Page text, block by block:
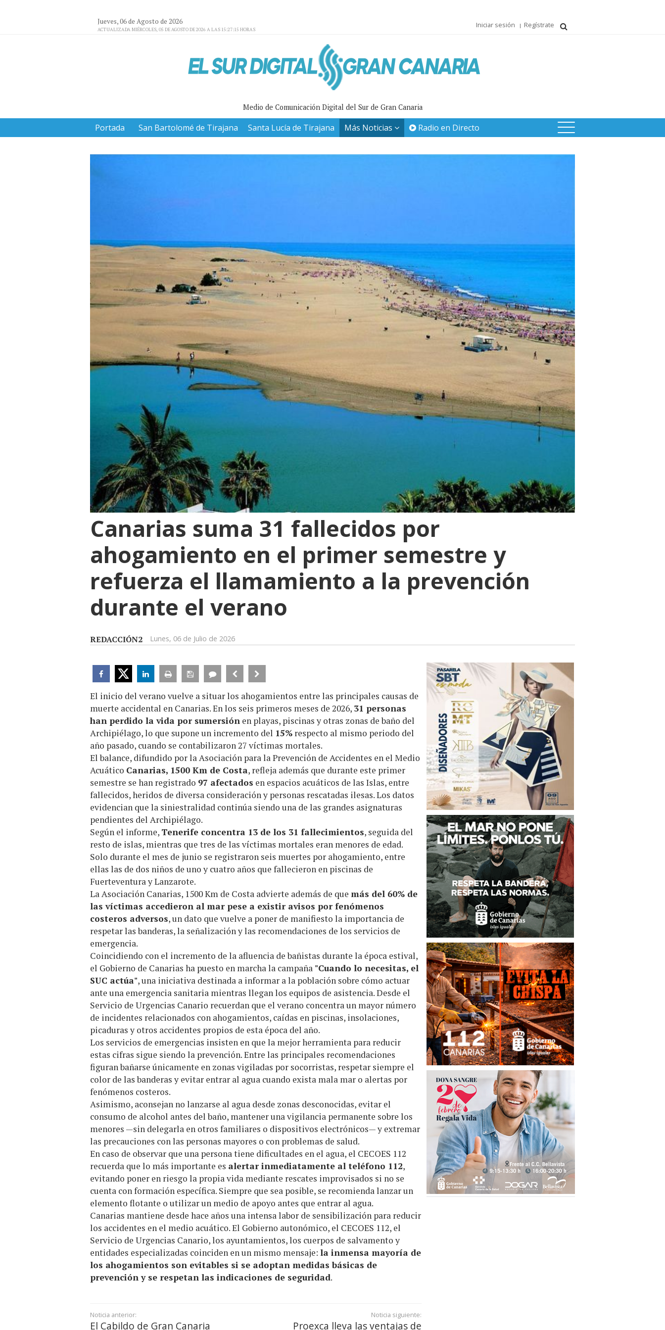
Jueves, 06 de Agosto de 2026
ACTUALIZADA MIÉRCOLES, 05 DE AGOSTO DE 2026 A LAS 15:27:15 HORAS
Iniciar sesión Regístrate
Medio de Comunicación Digital del Sur de Gran Canaria
Portada San Bartolomé de Tirajana Santa Lucía de Tirajana Más Noticias Radio en Directo
Canarias suma 31 fallecidos por
ahogamiento en el primer semestre y
refuerza el llamamiento a la prevención
durante el verano
REDACCIÓN2 Lunes, 06 de Julio de 2026
El inicio del verano vuelve a situar los ahogamientos entre las principales causas de
muerte accidental en Canarias. En los seis primeros meses de 2026, 31 personas
han perdido la vida por sumersión en playas, piscinas y otras zonas de baño del
Archipiélago, lo que supone un incremento del 15% respecto al mismo periodo del
año pasado, cuando se contabilizaron 27 víctimas mortales.
El balance, difundido por la Asociación para la Prevención de Accidentes en el Medio
Acuático Canarias, 1500 Km de Costa, refleja además que durante este primer
semestre se han registrado 97 afectados en espacios acuáticos de las Islas, entre
fallecidos, heridos de diversa consideración y personas rescatadas ilesas. Los datos
evidencian que la siniestralidad continúa siendo una de las grandes asignaturas
pendientes del Archipiélago.
Según el informe, Tenerife concentra 13 de los 31 fallecimientos, seguida del
resto de islas, mientras que tres de las víctimas mortales eran menores de edad.
Solo durante el mes de junio se registraron seis muertes por ahogamiento, entre
ellas las de dos niños de uno y cuatro años que fallecieron en piscinas de
Fuerteventura y Lanzarote.
La Asociación Canarias, 1500 Km de Costa advierte además de que más del 60% de
las víctimas accedieron al mar pese a existir avisos por fenómenos
costeros adversos, un dato que vuelve a poner de manifiesto la importancia de
respetar las banderas, la señalización y las recomendaciones de los servicios de
emergencia.
Coincidiendo con el incremento de la afluencia de bañistas durante la época estival,
el Gobierno de Canarias ha puesto en marcha la campaña "Cuando lo necesitas, el
SUC actúa", una iniciativa destinada a informar a la población sobre cómo actuar
ante una emergencia sanitaria mientras llegan los equipos de asistencia. Desde el
Servicio de Urgencias Canario recuerdan que el verano concentra un mayor número
de incidentes relacionados con ahogamientos, caídas en piscinas, insolaciones,
picaduras y otros accidentes propios de esta época del año.
Los servicios de emergencias insisten en que la mejor herramienta para reducir
estas cifras sigue siendo la prevención. Entre las principales recomendaciones
figuran bañarse únicamente en zonas vigiladas por socorristas, respetar siempre el
color de las banderas y evitar entrar al agua cuando exista mala mar o alertas por
fenómenos costeros.
Asimismo, aconsejan no lanzarse al agua desde zonas desconocidas, evitar el
consumo de alcohol antes del baño, mantener una vigilancia permanente sobre los
menores —sin delegarla en otros familiares o dispositivos electrónicos— y extremar
las precauciones con las personas mayores o con problemas de salud.
En caso de observar que una persona tiene dificultades en el agua, el CECOES 112
recuerda que lo más importante es alertar inmediatamente al teléfono 112,
evitando poner en riesgo la propia vida mediante rescates improvisados si no se
cuenta con formación específica. Siempre que sea posible, se recomienda lanzar un
elemento flotante o utilizar un medio de apoyo antes que entrar al agua.
Canarias mantiene desde hace años una intensa labor de sensibilización para reducir
los accidentes en el medio acuático. El Gobierno autonómico, el CECOES 112, el
Servicio de Urgencias Canario, los ayuntamientos, los cuerpos de salvamento y
entidades especializadas coinciden en un mismo mensaje: la inmensa mayoría de
los ahogamientos son evitables si se adoptan medidas básicas de
prevención y se respetan las indicaciones de seguridad.
Noticia anterior:
El Cabildo de Gran Canaria
Noticia siguiente:
Proexca lleva las ventajas de